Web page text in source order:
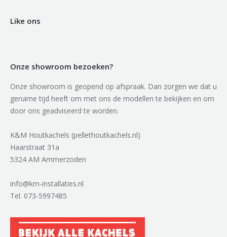
Like ons
Onze showroom bezoeken?
Onze showroom is geopend op afspraak. Dan zorgen we dat u
geruime tijd heeft om met ons de modellen te bekijken en om
door ons geadviseerd te worden.
K&M Houtkachels (pellethoutkachels.nl)
Haarstraat 31a
5324 AM Ammerzoden
info@km-installaties.nl
Tel. 073-5997485